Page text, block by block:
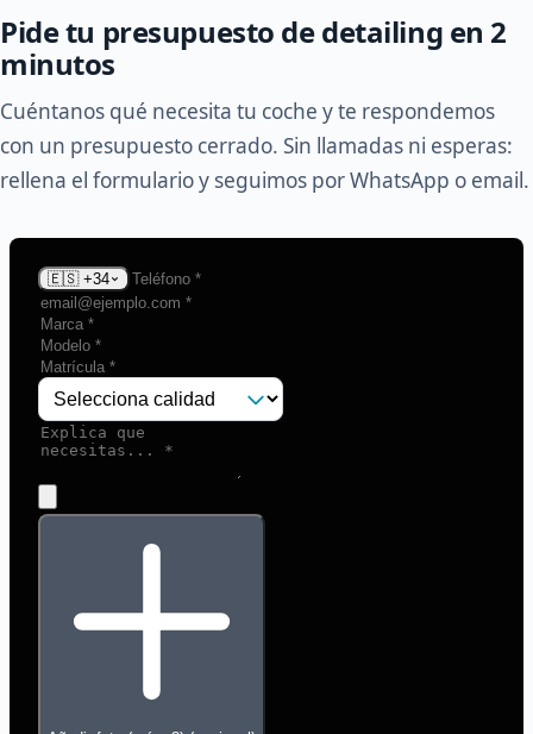
Pide tu presupuesto de detailing en 2
minutos
Cuéntanos qué necesita tu coche y te respondemos
con un presupuesto cerrado. Sin llamadas ni esperas:
rellena el formulario y seguimos por WhatsApp o email.